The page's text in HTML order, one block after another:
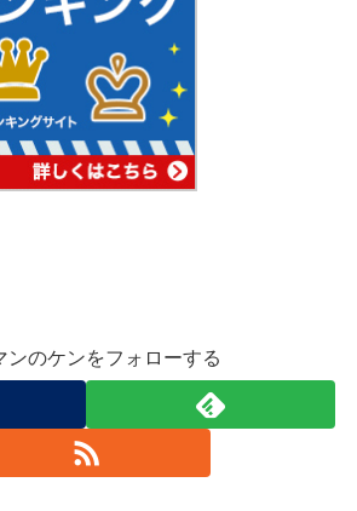
ンのケンをフォローする